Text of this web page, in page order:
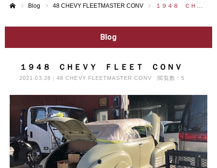
Blog 48 CHEVY FLEETMASTER CONV １９４８ ＣＨＥＶＹ ＦＬＥＥＴ ＣＯＮＶ
Blog
１９４８ ＣＨＥＶＹ ＦＬＥＥＴ ＣＯＮＶ
2021.03.28 48 CHEVY FLEETMASTER CONV 閲覧数：5